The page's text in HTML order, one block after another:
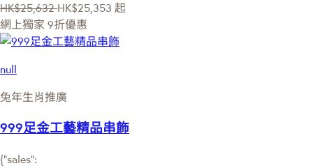
HK$25,632 HK$25,353 起
網上獨家 9折優惠
null
兔年生肖推廣
999足金工藝精品串飾
{"sales":